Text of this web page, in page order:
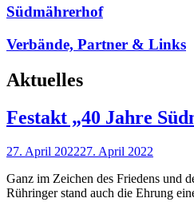
Südmährerhof
Verbände, Partner & Links
Aktuelles
Festakt „40 Jahre
27. April 202227. April 2022
Ganz im Zeichen des Friedens und
Rühringer stand auch die Ehrung